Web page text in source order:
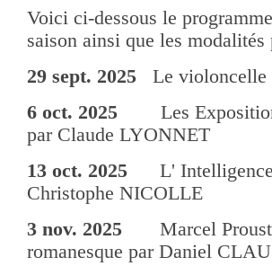
Voici ci-dessous le
saison ainsi que les modalités
29 sept. 2025 Le
6 oct. 2025 Les
par Claude LYONNET
13 oct. 2025 L' Intelligence
Christophe NICOLLE
3 nov. 2025 Marcel Proust
romanesque par Daniel